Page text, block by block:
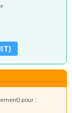
pour :